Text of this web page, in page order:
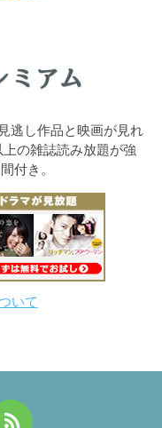
逃し作品と映画が見れ
の雑誌読み放題が強
付き。
いて